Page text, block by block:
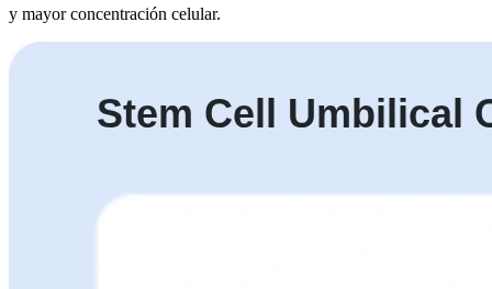
y mayor concentración celular.